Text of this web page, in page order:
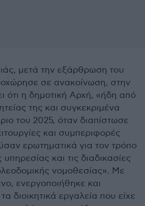
μετά την εξάρθρωση του
σε ανακοίνωση, στην
ότι η δημοτική Αρχή, «ήδη από
της και συγκεκριμένα
του 2025, όταν διαπίστωσε
και συμπεριφορές
ερωτηματικά για τον τρόπο
υπηρεσίας και τις διαδικασίες
νομοθεσίας». Με
ενεργοποιήθηκε και
διοικητικά εργαλεία που είχε